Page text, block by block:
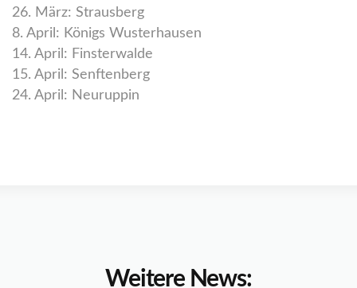
26. März: Strausberg
8. April: Königs Wusterhausen
14. April: Finsterwalde
15. April: Senftenberg
24. April: Neuruppin
Weitere News: